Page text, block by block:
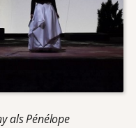
als Pénélope